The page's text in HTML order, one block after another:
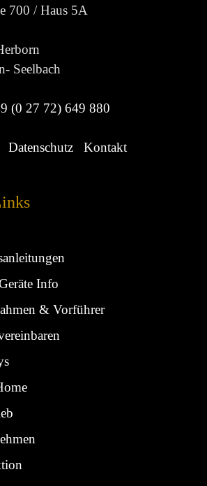
Info
& Vorführer
700 / Haus 5A
Seelbach
(0 27 72) 649 880
Datenschutz Kontakt